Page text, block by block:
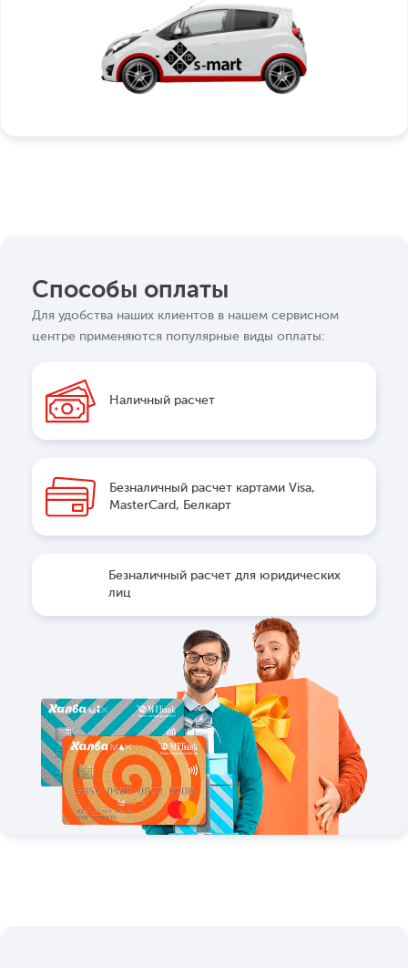
Способы оплаты
Для удобства наших клиентов в нашем сервисном
центре применяются популярные виды оплаты:
Наличный расчет
Безналичный расчет картами Visa,
MasterCard, Белкарт
Безналичный расчет для юридических
лиц